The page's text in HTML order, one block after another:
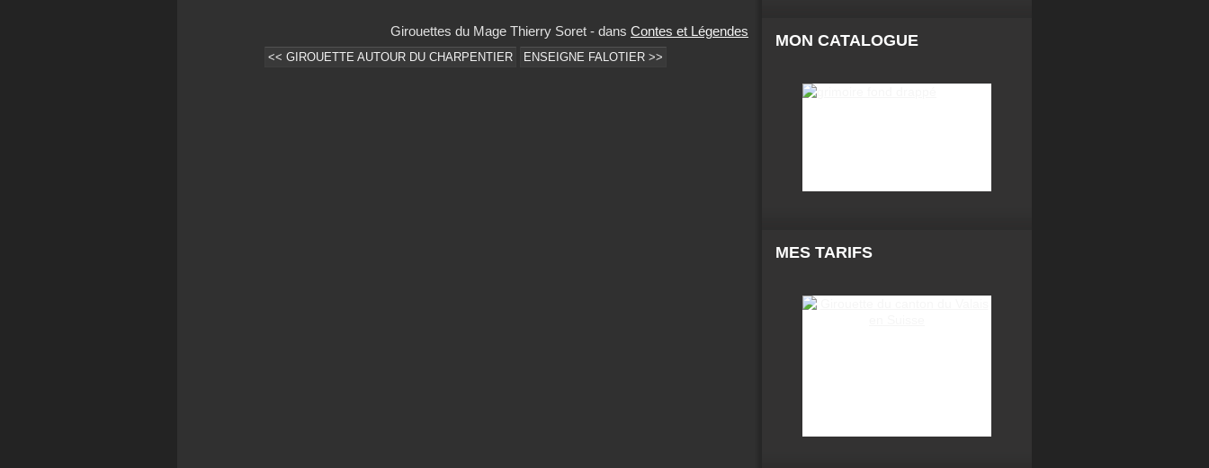
Girouettes du Mage Thierry Soret - dans Contes et Légendes
<< GIROUETTE AUTOUR DU CHARPENTIER ENSEIGNE FALOTIER >>
MON CATALOGUE
MES TARIFS